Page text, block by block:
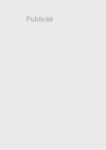
Publicité